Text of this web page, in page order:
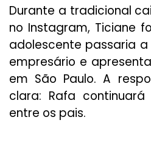
Durante a tradicional
no Instagram, Ticiane
adolescente passaria
empresário e
em São Paulo. A
clara: Rafa
entre os pais.